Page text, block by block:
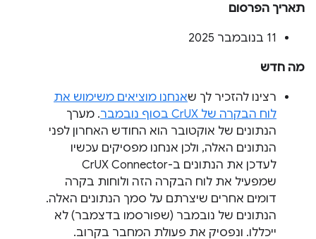
תאריך הפרסום
‫11 בנובמבר 2025
מה חדש
רצינו להזכיר לך שאנחנו מוציאים משימוש את
לוח הבקרה של CrUX בסוף נובמבר
. מערך
הנתונים של אוקטובר הוא החודש האחרון לפני
הנתונים האלה, ולכן אנחנו מפסיקים עכשיו
לעדכן את הנתונים ב-CrUX Connector
שמפעיל את לוח הבקרה הזה ולוחות בקרה
דומים אחרים שיצרתם על סמך הנתונים האלה.
הנתונים של נובמבר (שפורסמו בדצמבר) לא
ייכללו. ונפסיק את פעולת המחבר בקרוב.